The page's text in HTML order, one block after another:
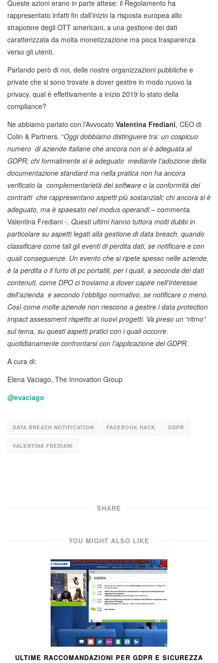
Queste azioni erano in parte attese: il Regolamento ha
rappresentato infatti fin dall’inizio la risposta europea allo
strapotere degli OTT americani, a una gestione dei dati
caratterizzata da molta monetizzazione ma poca trasparenza
verso gli utenti.
Parlando però di noi, delle nostre organizzazioni pubbliche e
private che si sono trovate a dover gestire in modo nuovo la
privacy, qual è effettivamente a inizio 2019 lo stato della
compliance?
Ne abbiamo parlato con l’Avvocato Valentina Frediani, CEO di
Colin & Partners. “Oggi dobbiamo distinguere tra: un cospicuo
numero di aziende italiane che ancora non si è adeguata al
GDPR; chi formalmente si è adeguato mediante l’adozione della
documentazione standard ma nella pratica non ha ancora
verificato la complementarietà dei software o la conformità dei
contratti che rappresentano aspetti più sostanziali; chi ancora si è
adeguato, ma è spaesato nel modus operandi– commenta
Valentina Frediani -. Questi ultimi hanno tuttora molti dubbi in
particolare su aspetti legati alla gestione di data breach, quando
classificare come tali gli eventi di perdita dati, se notificare e con
quali conseguenze. Un evento che si ripete spesso nelle aziende,
è la perdita o il furto di pc portatili, per i quali, a seconda dei dati
contenuti, come DPO ci troviamo a dover capire nell’interesse
dell’azienda e secondo l’obbligo normativo, se notificare o meno.
Così come molte aziende non riescono a gestire i data protection
impact assessment rispetto ai nuovi progetti. Va preso un “ritmo”
sul tema, su questi aspetti pratici con i quali occorre
quotidianamente confrontarsi con l’applicazione del GDPR.
A cura di:
Elena Vaciago, The Innovation Group
@evaciago
DATA BREACH NOTIFICATION FACEBOOK HACK GDPR
VALENTINA FREDIANI
SHARE
YOU MIGHT ALSO LIKE
ULTIME RACCOMANDAZIONI PER GDPR E SICUREZZA